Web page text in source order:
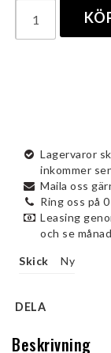
Lagervaror
inkommer
Maila oss
Ring oss på
Leasing
och se
Skick Ny
DELA
Beskrivning